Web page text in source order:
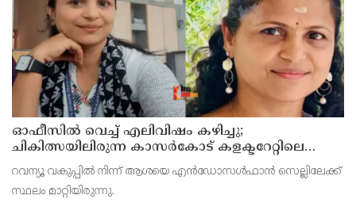
ഓഫീസില്‍ വെച്ച് എലിവിഷം കഴിച്ചു;
ചികിത്സയിലിരുന്ന കാസര്‍കോട് കളക്ടറേറ്റിലെ
സീനിയര്‍ ക്ലര്‍ക്ക് മരിച്ചു
റവന്യൂ വകുപ്പില്‍ നിന്ന് ആശയെ എന്‍ഡോസള്‍ഫാന്‍ സെല്ലിലേക്ക്
സ്ഥലം മാറ്റിയിരുന്നു.